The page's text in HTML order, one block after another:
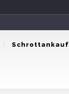
Schrottankauf